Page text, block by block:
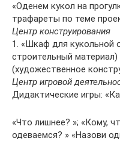
«Оденем кукол на
трафареты по теме
Центр конструирования
1. «Шкаф для
строительный
(художественное
Центр игровой
Дидактические игры:
«Что лишнее? »; «Кому,
одеваемся? » «Назови